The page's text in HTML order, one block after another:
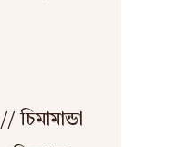
চিমামান্ডা